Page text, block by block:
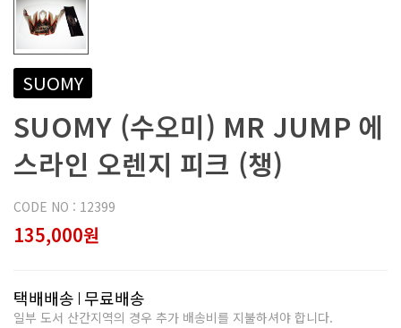
SUOMY
SUOMY (수오미) MR JUMP 에
스라인 오렌지 피크 (챙)
CODE NO : 12399
135,000원
택배배송 무료배송
일부 도서 산간지역의 경우 추가 배송비를 지불하셔야 합니다.